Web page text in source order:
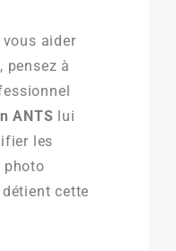
aider
pensez à
ANTS lui
les
photo
cette